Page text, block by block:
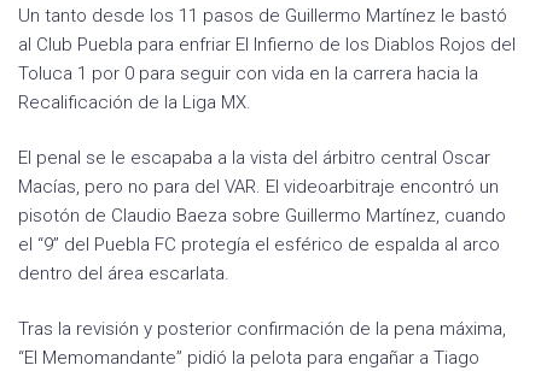
Un tanto desde los 11 pasos de Guillermo Martínez le bastó
al Club Puebla para enfriar El Infierno de los Diablos Rojos del
Toluca 1 por 0 para seguir con vida en la carrera hacia la
Recalificación de la Liga MX.
El penal se le escapaba a la vista del árbitro central Oscar
Macías, pero no para del VAR. El videoarbitraje encontró un
pisotón de Claudio Baeza sobre Guillermo Martínez, cuando
el “9” del Puebla FC protegía el esférico de espalda al arco
dentro del área escarlata.
Tras la revisión y posterior confirmación de la pena máxima,
“El Memomandante” pidió la pelota para engañar a Tiago